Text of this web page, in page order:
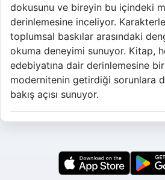
dokusunu ve bireyin bu içindeki
derinlemesine inceliyor.
toplumsal baskılar arasındaki
okuma deneyimi sunuyor. Kitap,
edebiyatına dair derinlemesine
modernitenin getirdiği sorunlara
bakış açısı sunuyor.